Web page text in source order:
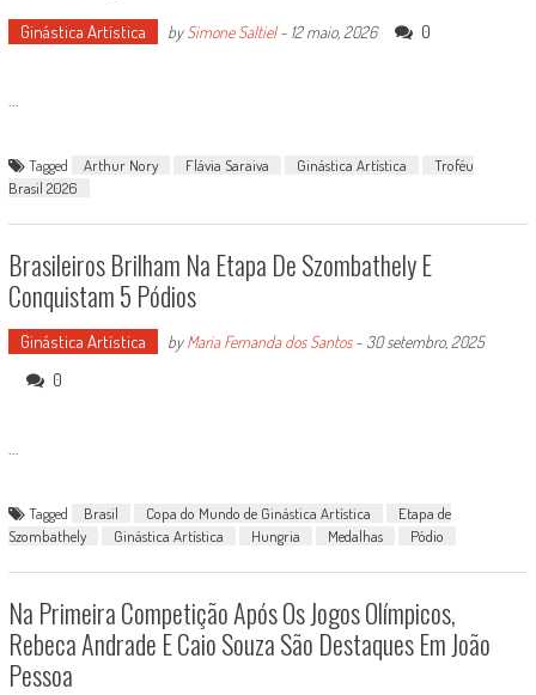
Ginástica Artística bySimone Saltiel- 12 maio, 2026 0
...
Tagged Arthur Nory Flávia Saraiva Ginástica Artística
Troféu
Brasil 2026
Brasileiros Brilham Na Etapa De Szombathely E
Conquistam 5 Pódios
Ginástica Artística byMaria Fernanda dos Santos- 30 setembro, 2025
0
...
Tagged Brasil Copa do Mundo de Ginástica Artística
Etapa de
Szombathely
Ginástica Artística Hungria Medalhas Pódio
Na Primeira Competição Após Os Jogos Olímpicos,
Rebeca Andrade E Caio Souza São Destaques Em João
Pessoa